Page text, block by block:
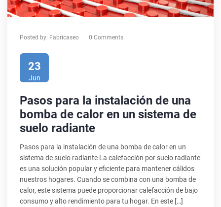
Posted by: Fabricaseo 0 Comments
23
Jun
Pasos para la instalación de una
bomba de calor en un sistema de
suelo radiante
Pasos para la instalación de una bomba de calor en un
sistema de suelo radiante La calefacción por suelo radiante
es una solución popular y eficiente para mantener cálidos
nuestros hogares. Cuando se combina con una bomba de
calor, este sistema puede proporcionar calefacción de bajo
consumo y alto rendimiento para tu hogar. En este […]